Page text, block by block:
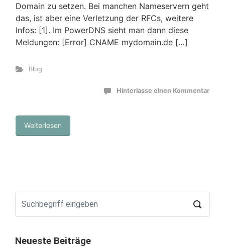
Domain zu setzen. Bei manchen Nameservern geht
das, ist aber eine Verletzung der RFCs, weitere
Infos: [1]. Im PowerDNS sieht man dann diese
Meldungen: [Error] CNAME mydomain.de […]
Blog
Hinterlasse einen Kommentar
Weiterlesen
Neueste Beiträge